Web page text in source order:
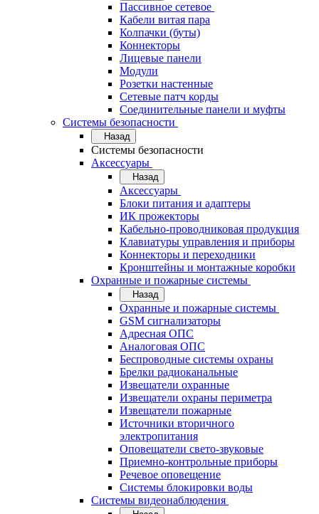
Пассивное сетевое
Кабели витая пара
Колпачки (буты)
Коннекторы
Лицевые панели
Модули
Розетки настенные
Сетевые патч корды
Соединительные панели и муфты
Системы безопасности
Назад
Системы безопасности
Аксессуары
Назад
Аксессуары
Блоки питания и адаптеры
ИК прожекторы
Кабельно-проводниковая продукция
Клавиатуры управления и приборы
Коннекторы и переходники
Кронштейны и монтажные коробки
Охранные и пожарные системы
Назад
Охранные и пожарные системы
GSM сигнализаторы
Адресная ОПС
Аналоговая ОПС
Беспроводные системы охраны
Брелки радиоканальные
Извещатели охранные
Извещатели охраны периметра
Извещатели пожарные
Источники вторичного
электропитания
Оповещатели свето-звуковые
Приемно-контрольные приборы
Речевое оповещение
Системы блокировки воды
Системы видеонаблюдения